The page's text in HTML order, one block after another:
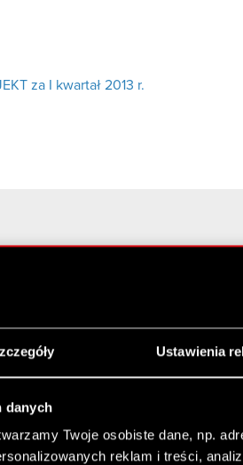
Ustawienia
danych
Twoje osobiste dane, np.
reklam i treści,
za I kwartał 2013 r.